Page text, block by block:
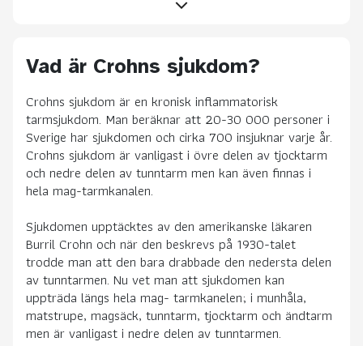
Vad är Crohns sjukdom?
Crohns sjukdom är en kronisk inflammatorisk
tarmsjukdom. Man beräknar att 20-30 000 personer i
Sverige har sjukdomen och cirka 700 insjuknar varje år.
Crohns sjukdom är vanligast i övre delen av tjocktarm
och nedre delen av tunntarm men kan även finnas i
hela mag-tarmkanalen.
Sjukdomen upptäcktes av den amerikanske läkaren
Burril Crohn och när den beskrevs på 1930-talet
trodde man att den bara drabbade den nedersta delen
av tunntarmen. Nu vet man att sjukdomen kan
uppträda längs hela mag- tarmkanelen; i munhåla,
matstrupe, magsäck, tunntarm, tjocktarm och ändtarm
men är vanligast i nedre delen av tunntarmen.